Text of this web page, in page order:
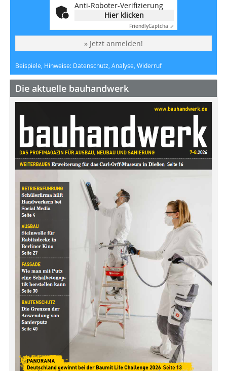
Anti-Roboter-Verifizierung
Hier klicken
FriendlyCaptcha ⇗
» Jetzt anmelden!
Beispiele, Hinweise: Datenschutz, Analyse, Widerruf
Die aktuelle bauhandwerk